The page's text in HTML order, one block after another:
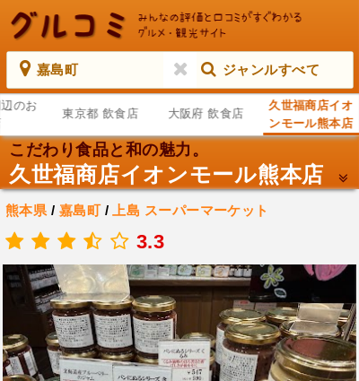
嘉島町 ジャンルすべて
のお
東京都 飲食店 大阪府 飲食店
久世福商店イオ
ンモール熊本店
こだわり食品と和の魅力。
久世福商店イオンモール熊本店
熊本県 / 嘉島町/ 上島 スーパーマーケット
3.3